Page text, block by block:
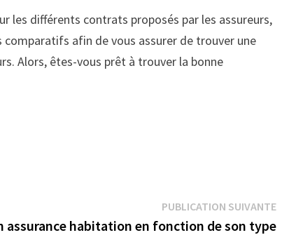
les différents contrats proposés par les assureurs,
afin de vous assurer de trouver une
Alors, êtes-vous prêt à trouver la bonne
PUBLICATION SUIVANTE
assurance habitation en fonction de son type